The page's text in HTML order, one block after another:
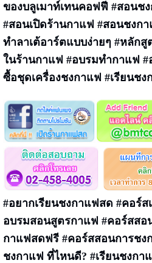
ของบลูเมาท์เทนคอฟฟี #สอนช
#สอนเปิดร้านกาแฟ #สอนชงก
ทำลาเต้อาร์ตแบบง่ายๆ #หลักสู
ในร้านกาแฟ #อบรมทำกาแฟ #
ซื้อชุดเครื่องชงกาแฟ #เรียนช
#อยากเรียนชงกาแฟสด #คอร์
อบรมสอนสูตรกาแฟ #คอร์สสอ
กาแฟสดฟรี #คอร์สสอนการชง
ชงกาแฟ ที่ไหนดี? #เรียนชงกา